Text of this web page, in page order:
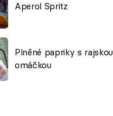
Aperol Spritz
Plněné papriky s rajskou
omáčkou